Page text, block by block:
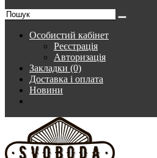
Особистий кабінет
Реєстрація
Авторизація
Закладки (0)
Доставка і оплата
Новини